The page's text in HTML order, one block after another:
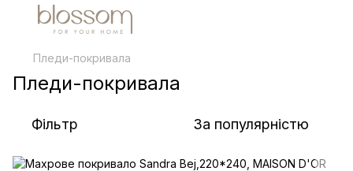
Пледи-покривала
Пледи-покривала
Фільтр За популярністю